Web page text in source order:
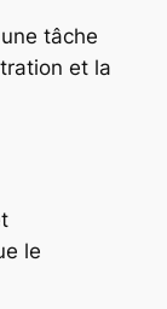
tâche
et la
le